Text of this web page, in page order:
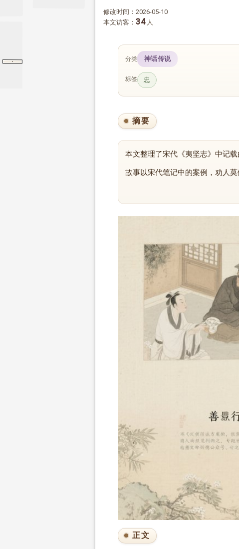
·
修改时间：2026-05-10
本文访客： 34人
分类 神话传说
标签 忠
摘要
本文整理了宋代《夷坚志》中记载
故事以宋代笔记中的案例，劝人
正文